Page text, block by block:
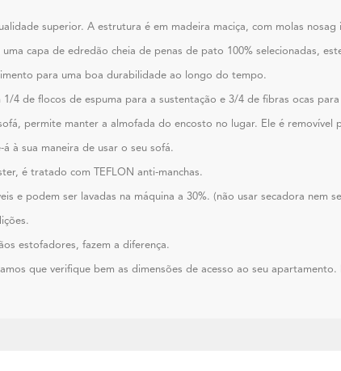
superior. A estrutura é em madeira maciça, com molas nosag
capa de edredão cheia de penas de pato 100% selecionadas,
para uma boa durabilidade ao longo do tempo.
4 de flocos de espuma para a sustentação e 3/4 de fibras ocas
permite manter a almofada do encosto no lugar. Ele é removível
à sua maneira de usar o seu sofá.
é tratado com TEFLON anti-manchas.
e podem ser lavadas na máquina a 30%. (não usar secadora nem
estofadores, fazem a diferença.
que verifique bem as dimensões de acesso ao seu